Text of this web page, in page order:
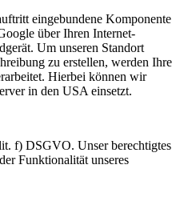
eingebundene Komponente
über Ihren Internet-
Um unseren Standort
zu erstellen, werden Ihre
Hierbei können wir
in den USA einsetzt.
f) DSGVO. Unser berechtigtes
Funktionalität unseres